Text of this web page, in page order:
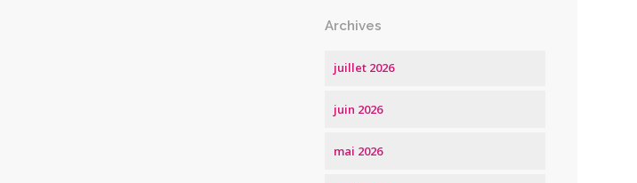
Archives
juillet 2026
juin 2026
mai 2026